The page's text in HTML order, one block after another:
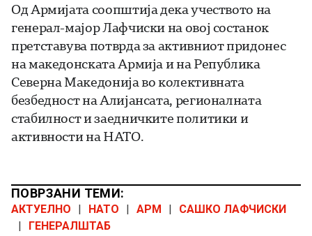
Од Армијата соопштија дека учеството на
генерал-мајор Лафчиски на овој состанок
претставува потврда за активниот придонес
на македонската Армија и на Република
Северна Македонија во колективната
безбедност на Алијансата, регионалната
стабилност и заедничките политики и
активности на НАТО.
ПОВРЗАНИ ТЕМИ:
АКТУЕЛНО НАТО АРМ
САШКО ЛАФЧИСКИ
ГЕНЕРАЛШТАБ